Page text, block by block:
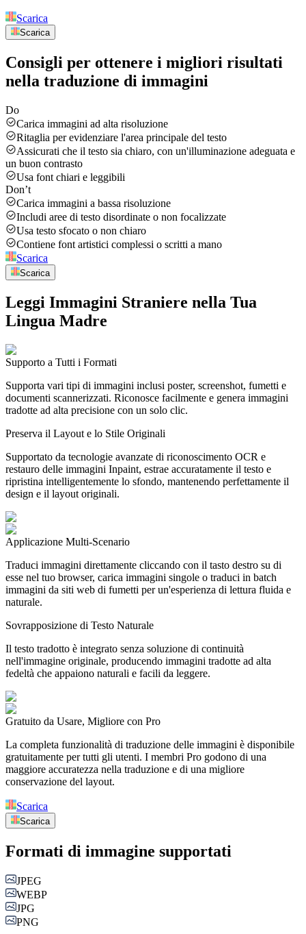
Scarica
Scarica
Consigli per ottenere i migliori risultati
nella traduzione di immagini
Do
Carica immagini ad alta risoluzione
Ritaglia per evidenziare l'area principale del testo
Assicurati che il testo sia chiaro, con un'illuminazione adeguata e
un buon contrasto
Usa font chiari e leggibili
Don’t
Carica immagini a bassa risoluzione
Includi aree di testo disordinate o non focalizzate
Usa testo sfocato o non chiaro
Contiene font artistici complessi o scritti a mano
Scarica
Scarica
Leggi Immagini Straniere nella Tua
Lingua Madre
Supporto a Tutti i Formati
Supporta vari tipi di immagini inclusi poster, screenshot, fumetti e
documenti scannerizzati. Riconosce facilmente e genera immagini
tradotte ad alta precisione con un solo clic.
Preserva il Layout e lo Stile Originali
Supportato da tecnologie avanzate di riconoscimento OCR e
restauro delle immagini Inpaint, estrae accuratamente il testo e
ripristina intelligentemente lo sfondo, mantenendo perfettamente il
design e il layout originali.
Applicazione Multi-Scenario
Traduci immagini direttamente cliccando con il tasto destro su di
esse nel tuo browser, carica immagini singole o traduci in batch
immagini da siti web di fumetti per un'esperienza di lettura fluida e
naturale.
Sovrapposizione di Testo Naturale
Il testo tradotto è integrato senza soluzione di continuità
nell'immagine originale, producendo immagini tradotte ad alta
fedeltà che appaiono naturali e facili da leggere.
Gratuito da Usare, Migliore con Pro
La completa funzionalità di traduzione delle immagini è disponibile
gratuitamente per tutti gli utenti. I membri Pro godono di una
maggiore accuratezza nella traduzione e di una migliore
conservazione del layout.
Scarica
Scarica
Formati di immagine supportati
JPEG
WEBP
JPG
PNG